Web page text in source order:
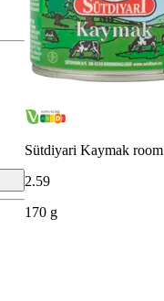
Sütdiyari Kaymak room
2.59
170 g